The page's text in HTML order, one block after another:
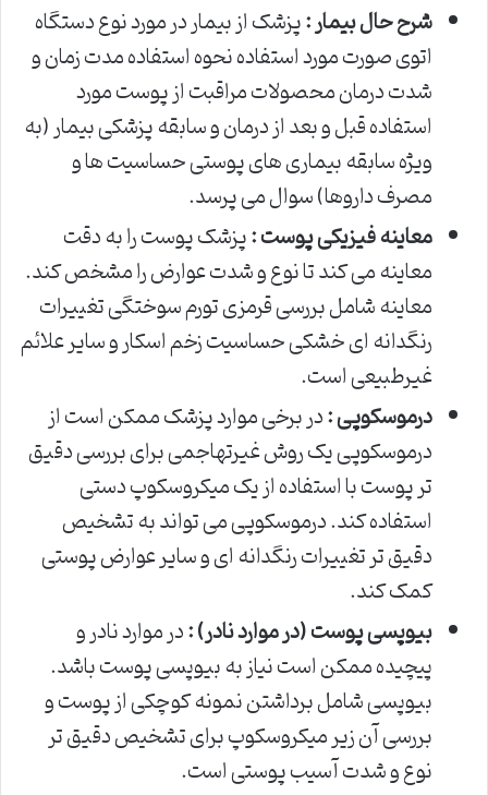
شرح حال بیمار :پزشک از بیمار در مورد نوع دستگاه
اتوی صورت مورد استفاده نحوه استفاده مدت زمان و
شدت درمان محصولات مراقبت از پوست مورد
استفاده قبل و بعد از درمان و سابقه پزشکی بیمار (به
ویژه سابقه بیماری های پوستی حساسیت ها و
مصرف داروها) سوال می پرسد.
معاینه فیزیکی پوست :پزشک پوست را به دقت
معاینه می کند تا نوع و شدت عوارض را مشخص کند.
معاینه شامل بررسی قرمزی تورم سوختگی تغییرات
رنگدانه ای خشکی حساسیت زخم اسکار و سایر علائم
غیرطبیعی است.
درموسکوپی :در برخی موارد پزشک ممکن است از
درموسکوپی یک روش غیرتهاجمی برای بررسی دقیق
تر پوست با استفاده از یک میکروسکوپ دستی
استفاده کند. درموسکوپی می تواند به تشخیص
دقیق تر تغییرات رنگدانه ای و سایر عوارض پوستی
کمک کند.
بیوپسی پوست (در موارد نادر) :در موارد نادر و
پیچیده ممکن است نیاز به بیوپسی پوست باشد.
بیوپسی شامل برداشتن نمونه کوچکی از پوست و
بررسی آن زیر میکروسکوپ برای تشخیص دقیق تر
نوع و شدت آسیب پوستی است.